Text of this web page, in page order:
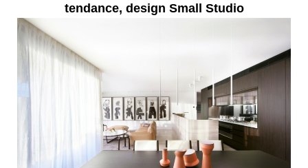
tendance, design Small Studio